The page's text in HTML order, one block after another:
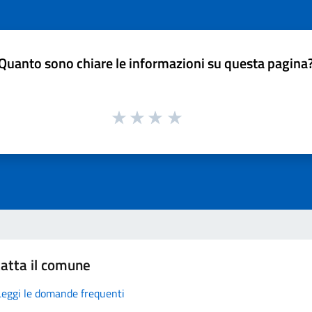
sono chiare le informazioni su questa
il comune
le domande frequenti